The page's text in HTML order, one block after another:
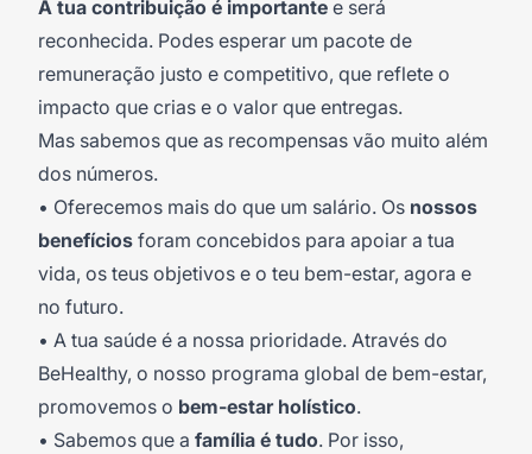
A tua contribuição é importante e será
reconhecida. Podes esperar um pacote de
remuneração justo e competitivo, que reflete o
impacto que crias e o valor que entregas.
Mas sabemos que as recompensas vão muito além
dos números.
• Oferecemos mais do que um salário. Os nossos
benefícios foram concebidos para apoiar a tua
vida, os teus objetivos e o teu bem-estar, agora e
no futuro.
• A tua saúde é a nossa prioridade. Através do
BeHealthy, o nosso programa global de bem-estar,
promovemos o bem-estar holístico.
• Sabemos que a família é tudo. Por isso,